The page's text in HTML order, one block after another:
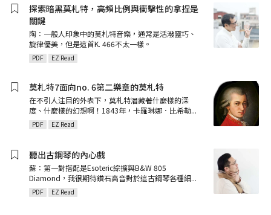
探索暗黑莫札特，高頻比例與衝擊性的拿捏是
關鍵
陶：一般人印象中的莫札特音樂，通常是活潑靈巧、
旋律優美，但是這首K. 466不太一樣。
PDF EZ Read
莫札特7面向no. 6第二樂章的莫札特
在不引人注目的外表下，莫札特潛藏著什麼樣的深
度、什麼樣的幻想啊！1843年，卡羅琳娜．比希勒...
PDF EZ Read
聽出古鋼琴的內心戲
蘇：第一對搭配是Esoteric綜擴與B&W 805
Diamond，我很期待鑽石高音對於這古鋼琴各種細...
PDF EZ Read